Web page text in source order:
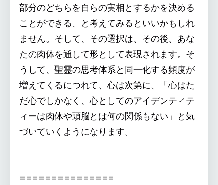
部分のどちらを自らの実相とするかを決める
ことができる、と考えてみるといいかもしれ
ません。そして、その選択は、その後、あな
たの肉体を通して形として表現されます。そ
うして、聖霊の思考体系と同一化する頻度が
増えてくるにつれて、心は次第に、「心はた
だ心でしかなく、心としてのアイデンティテ
ィーは肉体や頭脳とは何の関係もない」と気
づいていくようになります。
===============